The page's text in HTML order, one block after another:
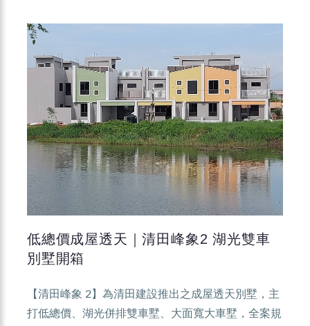
低總價成屋透天｜清田峰象2 湖光雙車
別墅開箱
【清田峰象 2】為清田建設推出之成屋透天別墅，主
打低總價、湖光併排雙車墅、大面寬大車墅，全案規